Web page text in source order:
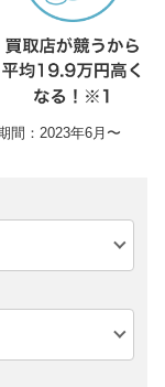
間：2023年6月〜